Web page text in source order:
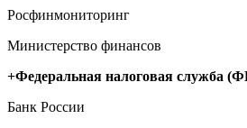
Росфинмониторинг
Министерство финансов
+Федеральная налоговая служба
Банк России